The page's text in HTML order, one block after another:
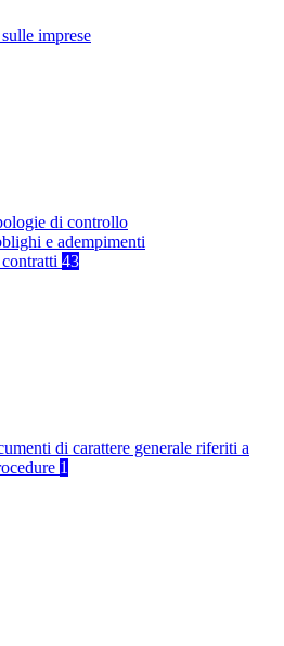
imprese
di controllo
e adempimenti
43
di carattere generale riferiti a
1